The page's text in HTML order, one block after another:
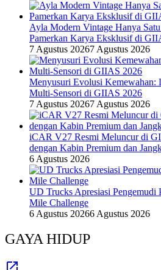
Ayla Modern Vintage Hanya
Pamerkan Karya Eksklusif di
7 Agustus 20267 Agustus 2026
Menyusuri Evolusi Kemewahan:
Multi-Sensori di GIIAS 2026
7 Agustus 20267 Agustus 2026
iCAR V27 Resmi Meluncur di
dengan Kabin Premium dan
6 Agustus 2026
UD Trucks Apresiasi Pengemudi
Mile Challenge
6 Agustus 20266 Agustus 2026
GAYA HIDUP